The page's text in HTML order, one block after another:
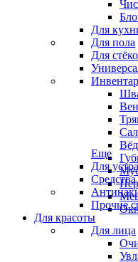
Для
Для пола
Для
Еще
Для
Прочие
Для красоты
Для лица